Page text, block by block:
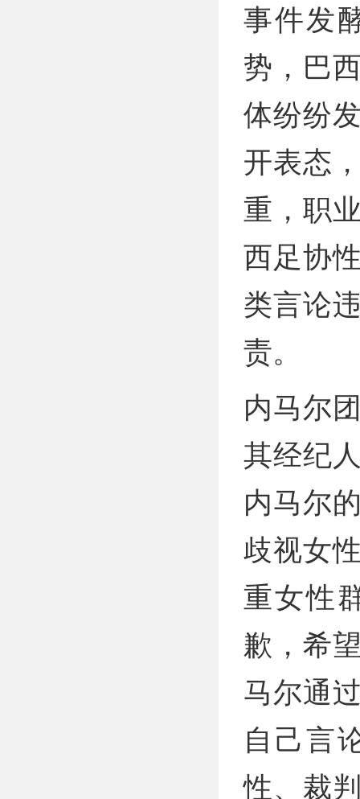
事件发
势，巴
体纷纷
开表态
重，职
西足协
类言论
责。
内马尔
其经纪
内马尔
歧视女
重女性
歉，希
马尔通
自己言
性、裁